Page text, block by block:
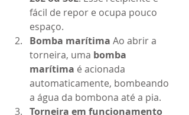
fácil de repor e ocupa pouco
espaço.
Bomba marítima Ao abrir a
torneira, uma bomba
marítima é acionada
automaticamente, bombeando
a água da bombona até a pia.
Torneira em funcionamento